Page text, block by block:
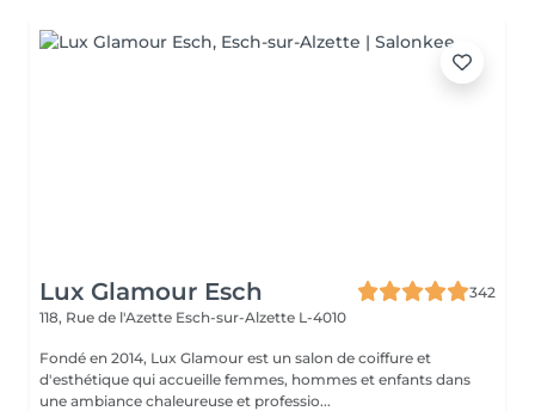
Lux Glamour Esch
342
118, Rue de l'Azette Esch-sur-Alzette L-4010
Fondé en 2014, Lux Glamour est un salon de coiffure et
d'esthétique qui accueille femmes, hommes et enfants dans
une ambiance chaleureuse et professio...